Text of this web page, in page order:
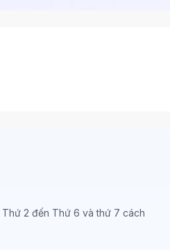
Thứ 2 đến Thứ 6 và thứ 7 cách